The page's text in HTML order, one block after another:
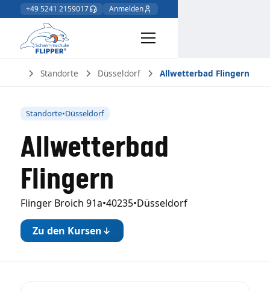
+49 5241 2159017 Anmelden
Standorte Düsseldorf Allwetterbad Flingern
Standorte•Düsseldorf
Allwetterbad
Flingern
Flinger Broich 91a•40235•Düsseldorf
Zu den Kursen